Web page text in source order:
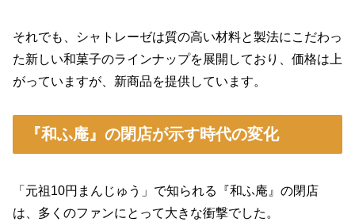
それでも、シャトレーゼは質の高い材料と製法にこだわっ
た新しい和菓子のラインナップを展開しており、価格は上
がっていますが、新商品を提供しています。
『和ふ庵』の閉店が示す時代の変化
「元祖10円まんじゅう」で知られる『和ふ庵』の閉店
は、多くのファンにとって大きな衝撃でした。